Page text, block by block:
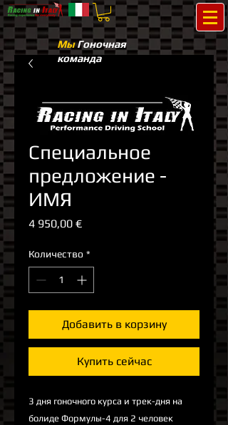
МыГоночная
команда
Специальное
предложение -
ИМЯ
4 950,00 €Цена
Количество *
Добавить в корзину
Купить сейчас
3 дня гоночного курса и трек-дня на
болиде Формулы-4 для 2 человек